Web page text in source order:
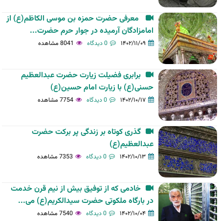
معرفی حضرت حمزه بن موسی الکاظم(ع) از
امامزادگان آرمیده در جوار حرم حضرت...
۱۴۰۲/۱۱/۰۹ 0 دیدگاه 8041 مشاهده
برابری فضیلت زیارت حضرت عبدالعظیم
حسنی(ع) با زیارت امام حسین(ع)
۱۴۰۲/۱۰/۱۷ 0 دیدگاه 7754 مشاهده
گذری کوتاه بر زندگی پر برکت حضرت
عبدالعظیم(ع)
۱۴۰۲/۱۰/۱۳ 0 دیدگاه 7353 مشاهده
خادمی که از توفیق بیش از نیم قرن خدمت
در بارگاه ملکوتی حضرت سیدالکریم(ع) می...
۱۴۰۲/۱۰/۰۴ 0 دیدگاه 7540 مشاهده